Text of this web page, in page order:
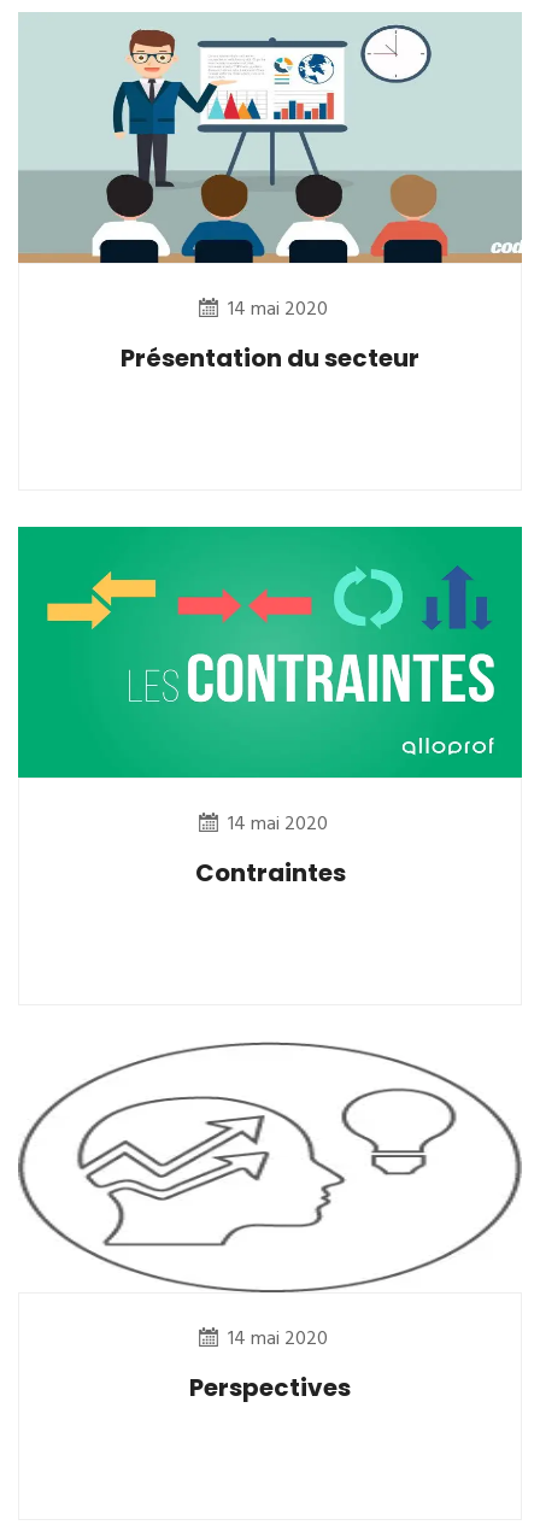
14 mai 2020
Présentation du secteur
14 mai 2020
Contraintes
14 mai 2020
Perspectives